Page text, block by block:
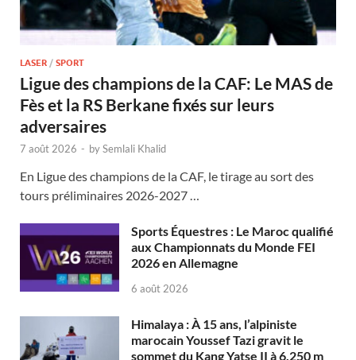
LASER / SPORT
Ligue des champions de la CAF: Le MAS de
Fès et la RS Berkane fixés sur leurs
adversaires
7 août 2026 - bySemlali Khalid
En Ligue des champions de la CAF, le tirage au sort des
tours préliminaires 2026-2027 …
Sports Équestres : Le Maroc qualifié
aux Championnats du Monde FEI
2026 en Allemagne
6 août 2026
Himalaya : À 15 ans, l’alpiniste
marocain Youssef Tazi gravit le
sommet du Kang Yatse II à 6.250 m